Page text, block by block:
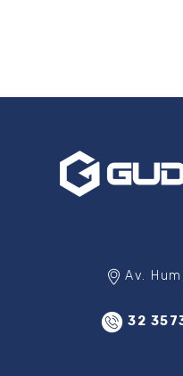
Av.
32